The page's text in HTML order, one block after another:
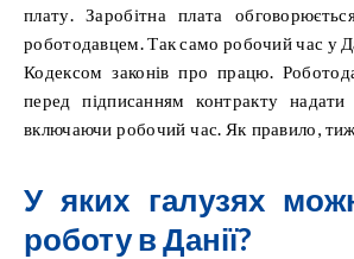
плату. Заробітна плата
роботодавцем. Так само робочий час у
Кодексом законів про працю.
перед підписанням контракту
включаючи робочий час. Як правило,
У яких галузях
роботу в Данії?